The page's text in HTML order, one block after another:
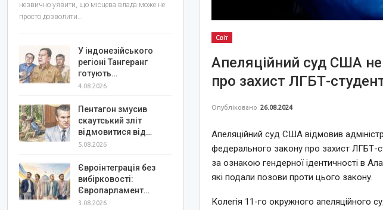
Світ
Апеляційний суд США
про захист ЛГБТ-
Опубліковано 26.08.2024
Апеляційний суд США відмовив
федерального закону про захист ЛГБТ-
за ознакою гендерної ідентичності в
які подали позови проти цього закону.
Колегія 11-го окружного апеляційного
незвично уявити, що місцева влада може не
просто дозволити…
У індонезійського
регіоні Тангеранг
готують…
4.08.2026
Пентагон змусив
скаутський зліт
відмовитися від…
5.08.2026
Євроінтеграція без
вибірковості:
Європарламент…
3.08.2026